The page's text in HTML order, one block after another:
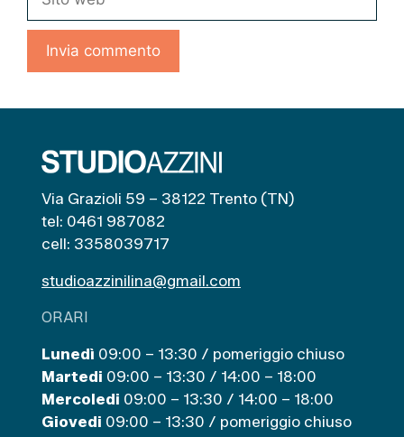
web
Via Grazioli 59 – 38122 Trento (TN)
tel: 0461 987082
cell: 3358039717
studioazzinilina@gmail.com
ORARI
Lunedì 09:00 – 13:30 / pomeriggio chiuso
Martedi 09:00 – 13:30 / 14:00 – 18:00
Mercoledi 09:00 – 13:30 / 14:00 – 18:00
Giovedi 09:00 – 13:30 / pomeriggio chiuso